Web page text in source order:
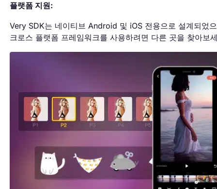
플랫폼 지원:
Very SDK는 네이티브 Android 및 iOS 전용으로 설계되었
크로스 플랫폼 프레임워크를 사용하려면 다른 곳을 찾아보